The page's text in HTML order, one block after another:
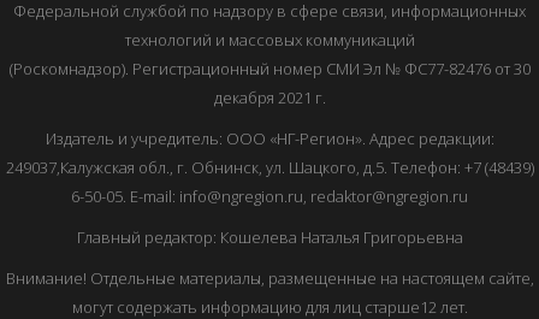
Федеральной службой по надзору в сфере связи, информационных
технологий и массовых коммуникаций
(Роскомнадзор). Регистрационный номер СМИ Эл № ФС77-82476 от 30
декабря 2021 г.
Издатель и учредитель: ООО «НГ-Регион». Адрес редакции:
249037,Калужская обл., г. Обнинск, ул. Шацкого, д.5. Телефон: +7 (48439)
6-50-05. E-mail: info@ngregion.ru, redaktor@ngregion.ru
Главный редактор: Кошелева Наталья Григорьевна
Внимание! Отдельные материалы, размещенные на настоящем сайте,
могут содержать информацию для лиц старше12 лет.